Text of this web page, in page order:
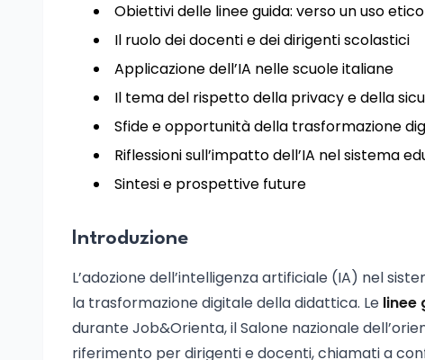
Obiettivi delle linee guida: verso un uso
Il ruolo dei docenti e dei dirigenti scolastici
Applicazione dell’IA nelle scuole italiane
Il tema del rispetto della privacy e della
Sfide e opportunità della trasformazione
Riflessioni sull’impatto dell’IA nel sistema
Sintesi e prospettive future
Introduzione
L’adozione dell’intelligenza artificiale (IA) nel
la trasformazione digitale della didattica. Le linee
durante Job&Orienta, il Salone nazionale
riferimento per dirigenti e docenti, chiamati a